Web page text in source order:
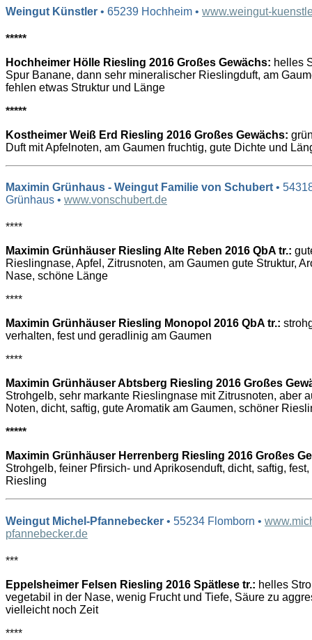
Weingut Künstler • 65239 Hochheim • www.weingut-
*****
Hochheimer Hölle Riesling 2016 Großes Gewächs: helles
Spur Banane, dann sehr mineralischer Rieslingduft, am
fehlen etwas Struktur und Länge
*****
Kostheimer Weiß Erd Riesling 2016 Großes Gewächs:
Duft mit Apfelnoten, am Gaumen fruchtig, gute Dichte und
Maximin Grünhaus - Weingut Familie von Schubert •
Grünhaus • www.vonschubert.de
****
Maximin Grünhäuser Riesling Alte Reben 2016 QbA tr.:
Rieslingnase, Apfel, Zitrusnoten, am Gaumen gute Struktur,
Nase, schöne Länge
****
Maximin Grünhäuser Riesling Monopol 2016 QbA tr.:
verhalten, fest und geradlinig am Gaumen
****
Maximin Grünhäuser Abtsberg Riesling 2016 Großes
Strohgelb, sehr markante Rieslingnase mit Zitrusnoten, aber
Noten, dicht, saftig, gute Aromatik am Gaumen, schöner
*****
Maximin Grünhäuser Herrenberg Riesling 2016 Großes
Strohgelb, feiner Pfirsich- und Aprikosenduft, dicht, saftig,
Riesling
Weingut Michel-Pfannebecker • 55234 Flomborn •
pfannebecker.de
***
Eppelsheimer Felsen Riesling 2016 Spätlese tr.: helles
vegetabil in der Nase, wenig Frucht und Tiefe, Säure zu
vielleicht noch Zeit
****